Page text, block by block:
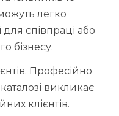
легко
для співпраці або
бізнесу.
Професійно
викликає
клієнтів.